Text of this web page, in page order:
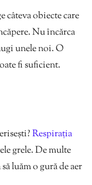
câteva obiecte care
Nu încărca
unele noi. O
fi suficient.
Respirația
grele. De multe
luăm o gură de aer